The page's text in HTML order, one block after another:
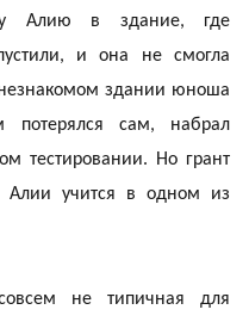
Алию в здание, где
и она не смогла
здании юноша
потерялся сам, набрал
тестировании. Но грант
Алии учится в одном из
не типичная для